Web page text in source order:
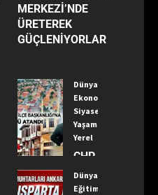
MERKEZİ’NDE
ÜRETEREK
GÜÇLENİYORLAR
Dünya
Ekonomi
Siyaset
Yaşam
Yerel
CHP
Kızıl
caha
Dünya
Eğitim